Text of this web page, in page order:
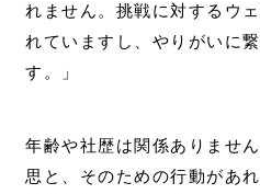
れません。挑戦に対するウ
れていますし、やりがいに
す。」
年齢や社歴は関係ありませ
思と、そのための行動があ